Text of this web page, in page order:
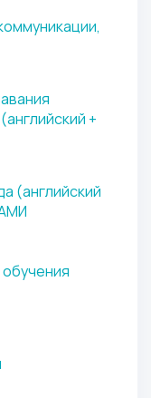
+
(английский